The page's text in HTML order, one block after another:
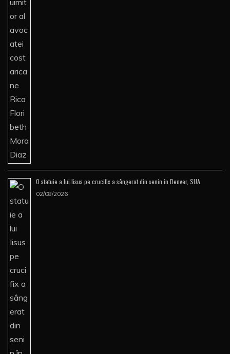
O statuie a lui Iisus pe crucifix a sângerat din senin în Denver, SUA
02/08/2026